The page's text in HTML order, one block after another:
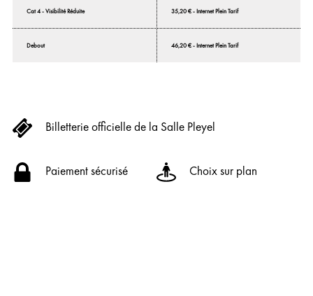
Cat 4 - Visibilité Réduite 35,20 € - Internet Plein Tarif
Debout 46,20 € - Internet Plein Tarif
Billetterie officielle de la Salle Pleyel
Paiement sécurisé Choix sur plan